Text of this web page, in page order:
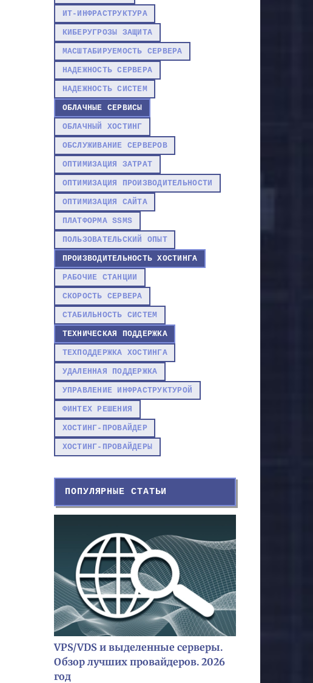
ИТ-ИНФРАСТРУКТУРА
КИБЕРУГРОЗЫ ЗАЩИТА
МАСШТАБИРУЕМОСТЬ СЕРВЕРА
НАДЕЖНОСТЬ СЕРВЕРА
НАДЕЖНОСТЬ СИСТЕМ
ОБЛАЧНЫЕ СЕРВИСЫ
ОБЛАЧНЫЙ ХОСТИНГ
ОБСЛУЖИВАНИЕ СЕРВЕРОВ
ОПТИМИЗАЦИЯ ЗАТРАТ
ОПТИМИЗАЦИЯ ПРОИЗВОДИТЕЛЬНОСТИ
ОПТИМИЗАЦИЯ САЙТА
ПЛАТФОРМА SSMS
ПОЛЬЗОВАТЕЛЬСКИЙ ОПЫТ
ПРОИЗВОДИТЕЛЬНОСТЬ ХОСТИНГА
РАБОЧИЕ СТАНЦИИ
СКОРОСТЬ СЕРВЕРА
СТАБИЛЬНОСТЬ СИСТЕМ
ТЕХНИЧЕСКАЯ ПОДДЕРЖКА
ТЕХПОДДЕРЖКА ХОСТИНГА
УДАЛЕННАЯ ПОДДЕРЖКА
УПРАВЛЕНИЕ ИНФРАСТРУКТУРОЙ
ФИНТЕХ РЕШЕНИЯ
ХОСТИНГ-ПРОВАЙДЕР
ХОСТИНГ-ПРОВАЙДЕРЫ
ПОПУЛЯРНЫЕ СТАТЬИ
VPS/VDS и выделенные серверы.
Обзор лучших провайдеров. 2026
год